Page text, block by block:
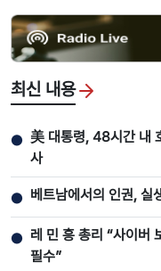
최신 내용
● 美 대통령, 48시간 내
사
● 베트남에서의 인권, 실
● 레 민 흥 총리 “사이버
필수”